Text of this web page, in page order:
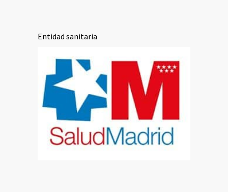
Entidad sanitaria